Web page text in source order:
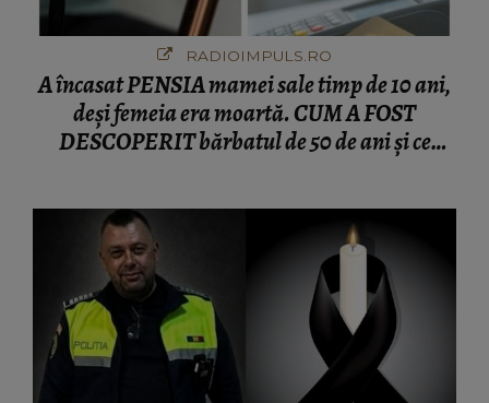
RADIOIMPULS.RO
A încasat PENSIA mamei sale timp de 10 ani,
deși femeia era moartă. CUM A FOST
DESCOPERIT bărbatul de 50 de ani și ce